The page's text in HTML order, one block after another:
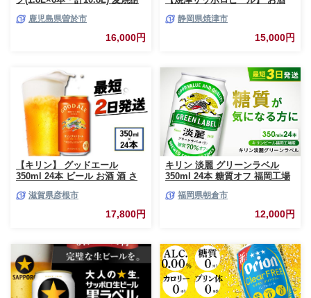
v02鹿児島県曽於市
16,000円
ッポロ サッポロビール 黒ラベ
静岡県焼津市
15,000円
【キリン】 グッドエール
350ml 24本 ビール お酒 酒 さ
芽 ホップ 麦酒 Beer 缶ビール
350ml 24缶 キリンビール アル
滋賀県彦根市
17,800円
キリン 淡麗 グリーンラベル
350ml 24本 糖質オフ 福岡工場
泡酒 送料無料 ギフト 内祝い ケ
福岡県朝倉市
12,000円